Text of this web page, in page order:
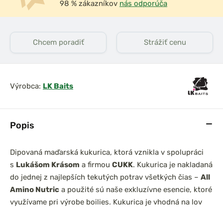
Popis
Dipovaná maďarská kukurica, ktorá vznikla v spolupráci
s Lukášom Krásom a firmou CUKK. Kukurica je nakladaná
do jednej z najlepších tekutých potrav všetkých čias – All
Amino Nutric a použité sú naše exkluzívne esencie, ktoré
využívame pri výrobe boilies. Kukurica je vhodná na lov
98 % zákazníkov nás odporúča
Chcem poradiť Strážiť cenu
Výrobca: LK Baits